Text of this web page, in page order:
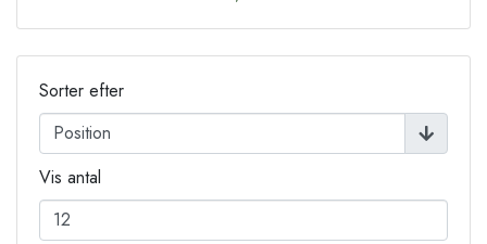
Sorter efter
Vis antal